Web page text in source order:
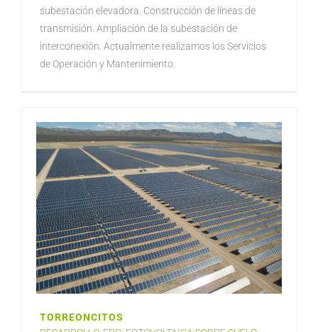
subestación elevadora. Construcción de líneas de
transmisión. Ampliación de la subestación de
interconexión. Actualmente realizamos los Servicios
de Operación y Mantenimiento.
TORREONCITOS